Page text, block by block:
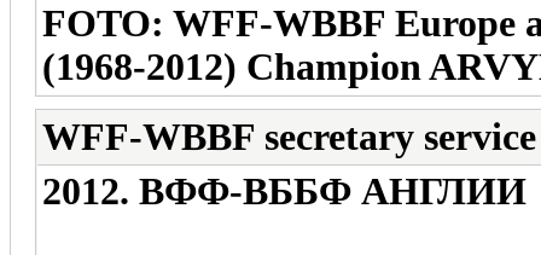
FOTO: WFF-WBBF Europe
(1968-2012) Champion
WFF-WBBF secretary service
2012. ВФФ-ВББФ АНГЛИИ